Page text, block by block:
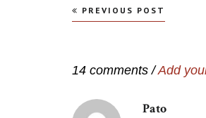
Navegação
PREVIOUS POST
14 comments /Add
Pato